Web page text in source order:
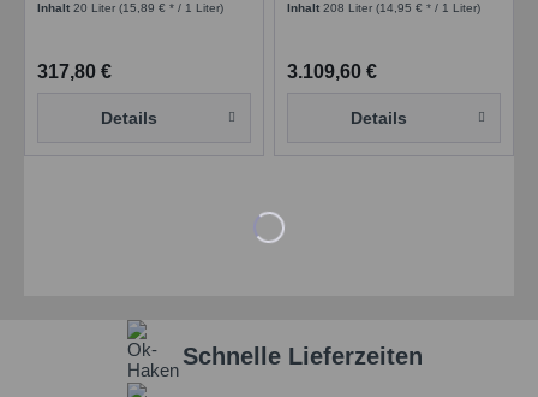
Inhalt20 Liter(15,89 € * / 1 Liter)
317,80 €
Details
Inhalt208 Liter(14,95 € * / 1 Liter)
3.109,60 €
Details
Schnelle Lieferzeiten